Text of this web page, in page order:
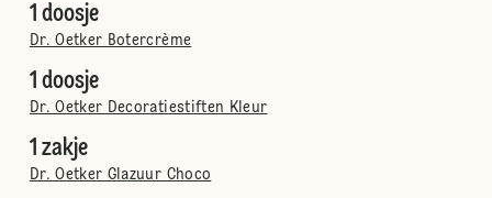
1 doosje
Dr. Oetker Botercrème
1 doosje
Dr. Oetker Decoratiestiften Kleur
1 zakje
Dr. Oetker Glazuur Choco